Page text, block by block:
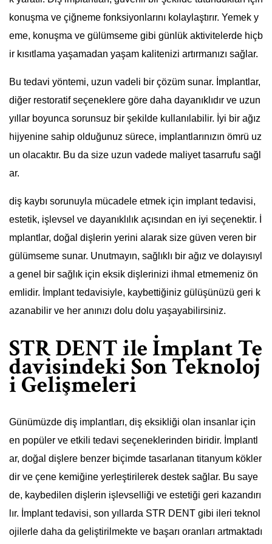
konuşma ve çiğneme fonksiyonlarını kolaylaştırır. Yemek y
eme, konuşma ve gülümseme gibi günlük aktivitelerde hiçb
ir kısıtlama yaşamadan yaşam kalitenizi artırmanızı sağlar.
Bu tedavi yöntemi, uzun vadeli bir çözüm sunar. İmplantlar,
diğer restoratif seçeneklere göre daha dayanıklıdır ve uzun
yıllar boyunca sorunsuz bir şekilde kullanılabilir. İyi bir ağız
hijyenine sahip olduğunuz sürece, implantlarınızın ömrü uz
un olacaktır. Bu da size uzun vadede maliyet tasarrufu sağl
ar.
diş kaybı sorunuyla mücadele etmek için implant tedavisi,
estetik, işlevsel ve dayanıklılık açısından en iyi seçenektir. İ
mplantlar, doğal dişlerin yerini alarak size güven veren bir
gülümseme sunar. Unutmayın, sağlıklı bir ağız ve dolayısıyl
a genel bir sağlık için eksik dişlerinizi ihmal etmemeniz ön
emlidir. İmplant tedavisiyle, kaybettiğiniz gülüşünüzü geri k
azanabilir ve her anınızı dolu dolu yaşayabilirsiniz.
STR DENT ile İmplant Te
davisindeki Son Teknoloj
i Gelişmeleri
Günümüzde diş implantları, diş eksikliği olan insanlar için
en popüler ve etkili tedavi seçeneklerinden biridir. İmplantl
ar, doğal dişlere benzer biçimde tasarlanan titanyum kökler
dir ve çene kemiğine yerleştirilerek destek sağlar. Bu saye
de, kaybedilen dişlerin işlevselliği ve estetiği geri kazandırı
lır. İmplant tedavisi, son yıllarda STR DENT gibi ileri teknol
ojilerle daha da geliştirilmekte ve başarı oranları artmaktadı